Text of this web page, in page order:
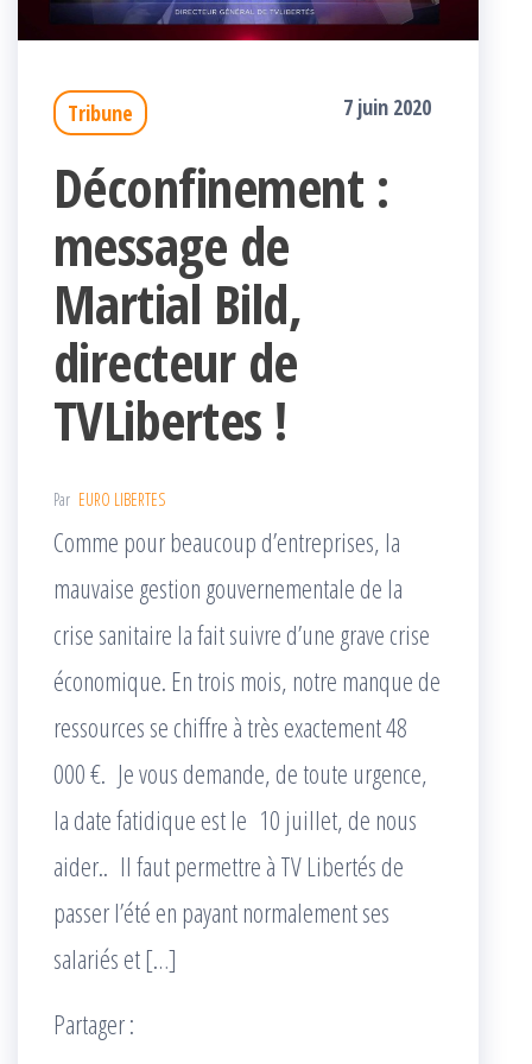
Tribune 7 juin 2020
Déconfinement :
message de
Martial Bild,
directeur de
TVLibertes !
Par EURO LIBERTES
Comme pour beaucoup d’entreprises, la
mauvaise gestion gouvernementale de la
crise sanitaire la fait suivre d’une grave crise
économique. En trois mois, notre manque de
ressources se chiffre à très exactement 48
000 €. Je vous demande, de toute urgence,
la date fatidique est le 10 juillet, de nous
aider.. Il faut permettre à TV Libertés de
passer l’été en payant normalement ses
salariés et […]
Partager :